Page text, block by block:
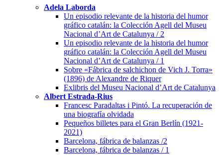
Adela Laborda
Un episodio relevante de la historia del humor
gráfico catalán: la Colección Agell del Museu
Nacional d’Art de Catalunya / 2
Un episodio relevante de la historia del humor
gráfico catalán: la Colección Agell del Museu
Nacional d’Art de Catalunya / 1
Sobre «Fábrica de salchichon de Vich J. Torra»
(1896) de Alexandre de Riquer
Exlibris del Museu Nacional d’Art de Catalunya
Albert Estrada-Rius
Francesc Paradaltas i Pintó. La recuperación de
una biografía olvidada
Pequeños billetes para el Gran Berlín (1921-
2021)
Barcelona, fábrica de balanzas /2
Barcelona, fábrica de balanzas / 1